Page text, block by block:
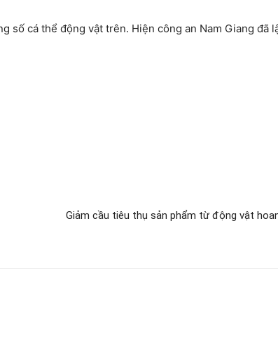
số cá thể động vật trên. Hiện công an Nam Giang đã
Giảm cầu tiêu thụ sản phẩm từ động vật